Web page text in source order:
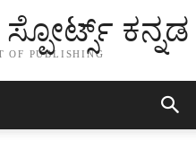
ಸ್ಪೋರ್ಟ್ಸ್ ಕನ್ನಡ
OF PUBLISHING